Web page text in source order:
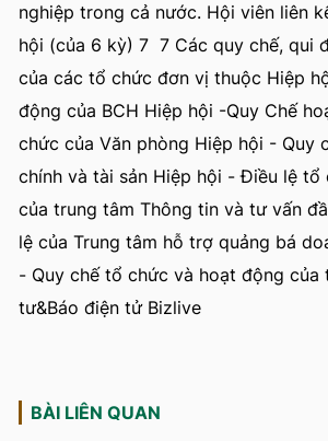
nghiệp trong cả nước. Hội viên liên
hội (của 6 kỳ) 7 7 Các quy chế, qui
của các tổ chức đơn vị thuộc Hiệp
động của BCH Hiệp hội -Quy Chế
chức của Văn phòng Hiệp hội - Quy
chính và tài sản Hiệp hội - Điều lệ tổ
của trung tâm Thông tin và tư vấn
lệ của Trung tâm hỗ trợ quảng bá
- Quy chế tổ chức và hoạt động của
tư&Báo điện tử Bizlive
BÀI LIÊN QUAN